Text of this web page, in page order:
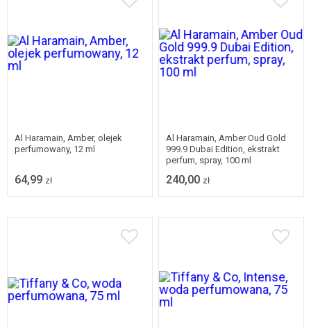
Al Haramain, Amber, olejek
perfumowany, 12 ml
64,99 zł
Al Haramain, Amber Oud Gold
999.9 Dubai Edition, ekstrakt
perfum, spray, 100 ml
240,00 zł